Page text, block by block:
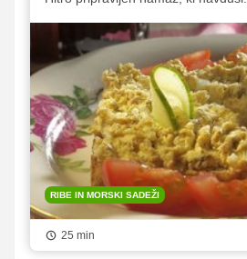
RIBE IN MORSKI SADEŽI
25 min